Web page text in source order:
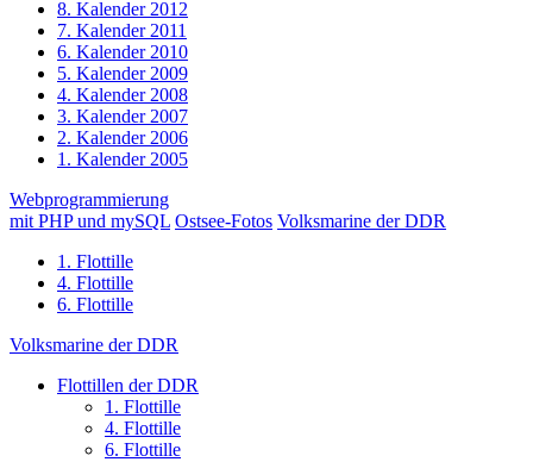
8. Kalender 2012
7. Kalender 2011
6. Kalender 2010
5. Kalender 2009
4. Kalender 2008
3. Kalender 2007
2. Kalender 2006
1. Kalender 2005
Webprogrammierung
mit PHP und mySQL Ostsee-Fotos Volksmarine der DDR
1. Flottille
4. Flottille
6. Flottille
Volksmarine der DDR
Flottillen der DDR
1. Flottille
4. Flottille
6. Flottille